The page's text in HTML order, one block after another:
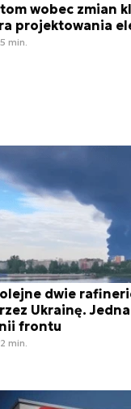
wobec zmian
projektowania
5 min.
dwie
Ukrainę.
frontu
2 min.